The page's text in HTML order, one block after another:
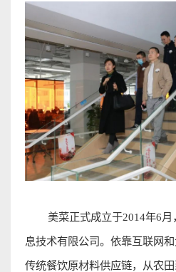
美菜正式成立于2014年6月
息技术有限公司。依靠互联网
传统餐饮原材料供应链，从农